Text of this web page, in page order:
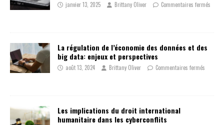
janvier 13, 2025 Brittany Oliver Commentaires fermés
La régulation de l’économie des données et des
big data: enjeux et perspectives
août 13, 2024 Brittany Oliver Commentaires fermés
Les implications du droit international
humanitaire dans les cyberconflits